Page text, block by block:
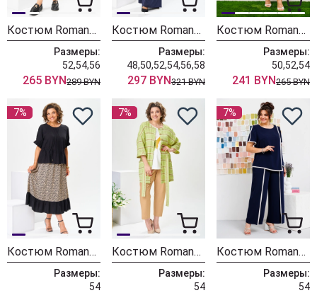
Костюм Romanovich Style 2-2845 чёрный/леопард
Размеры:
52,54,56
265 BYN289 BYN
Костюм Romanovich Style 2-2750 дизайн + синий
Размеры:
48,50,52,54,56,58
297 BYN321 BYN
Костюм Romanovich Style 2-2389 красный
Размеры:
50,52,54
241 BYN265 BYN
7%
Костюм Romanovich Style 2-2812 чёрный+бежевый
Размеры:
54
7%
Костюм Romanovich Style 3-2377 салатовый + бежевый
Размеры:
54
7%
Костюм Romanovich Style 2-2671 синий
Размеры:
54